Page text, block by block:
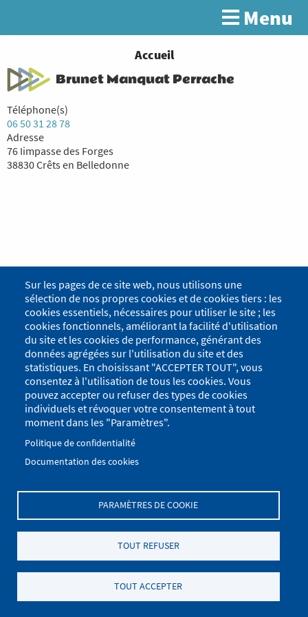
contenu
Rechercher
Menu
You
are
Accueil
Brunet Manquat Perrache
Téléphone(s)
06 50 31 28 78
Adresse
76 Iimpasse des Forges
38830 Crêts en Belledonne
Sur les pages de ce site web, nous utilisons une
sélection de nos propres cookies et de cookies tiers : les
cookies essentiels, nécessaires pour utiliser le site ; les
cookies fonctionnels, améliorant la facilité d'utilisation
du site et les cookies de performance, générant des
données agrégées sur l'utilisation du site et des
statistiques. En choisissant "ACCEPTER TOUT", vous
consentez à l'utilisation de tous les cookies. Vous
pouvez accepter ou refuser des types de cookies
individuels et révoquer votre consentement à tout
moment dans les "Paramètres".
Politique de confidentialité
Documentation des cookies
PARAMÈTRES DE COOKIE
TOUT REFUSER
TOUT ACCEPTER
Menu
compte
l'utilisateur
page
Politique de confidentialité